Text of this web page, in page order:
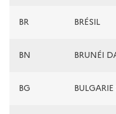
BR BRÉSIL
BN BRUNÉI
BG